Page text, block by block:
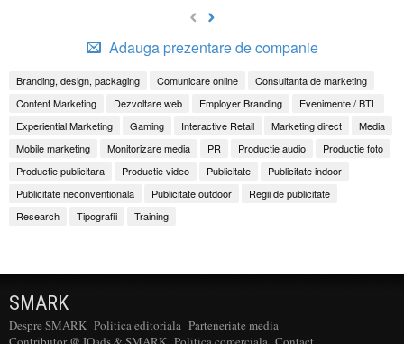
Adauga prezentare de companie
Branding, design, packaging Comunicare online
Consultanta de marketing
Content Marketing
Dezvoltare web Employer Branding
Evenimente / BTL
Experiential Marketing
Gaming Interactive Retail Marketing direct
Media
Mobile marketing
Monitorizare media PR Productie audio
Productie foto
Productie publicitara
Productie video Publicitate
Publicitate indoor
Publicitate neconventionala
Publicitate outdoor
Regii de publicitate
Research
Tipografii Training
SMARK
Despre SMARK Politica editoriala Parteneriate media